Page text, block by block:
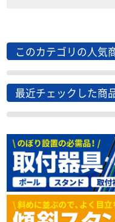
このカテゴリの人気
最近チェックした商